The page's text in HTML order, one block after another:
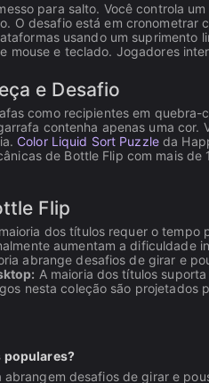
para salto. Você controla
O desafio está em cronometrar
usando um suprimento
mouse e teclado. Jogadores
e Desafio
como recipientes em
contenha apenas uma
Color Liquid Sort Puzzleda
de Bottle Flip com mais
Flip
dos títulos requer o
aumentam a dificuldade
abrange desafios de girar e
A maioria dos títulos
nesta coleção são projetados
populares?
desafios de girar e